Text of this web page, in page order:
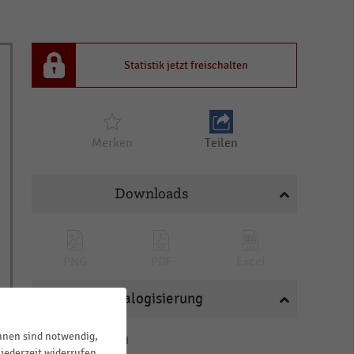
Statistik jetzt freischalten
Merken Teilen
Downloads
Katalogisierung
HANDELSTHEMEN
sind notwendig,